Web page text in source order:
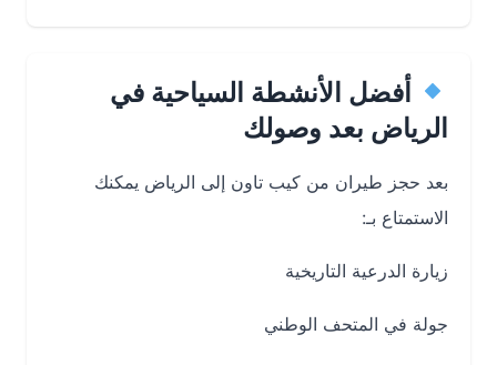
أفضل الأنشطة السياحية في
الرياض بعد وصولك
بعد حجز طيران من كيب تاون إلى الرياض يمكنك
الاستمتاع بـ:
زيارة الدرعية التاريخية
جولة في المتحف الوطني